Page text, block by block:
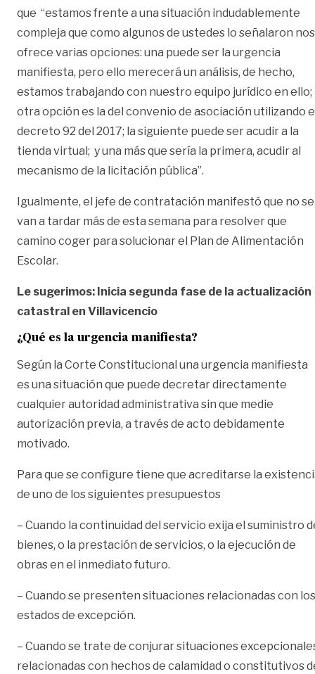
que “estamos frente a una situación indudablemente
compleja que como algunos de ustedes lo señalaron nos
ofrece varias opciones: una puede ser la urgencia
manifiesta, pero ello merecerá un análisis, de hecho,
estamos trabajando con nuestro equipo jurídico en ello;
otra opción es la del convenio de asociación utilizando
decreto 92 del 2017; la siguiente puede ser acudir a la
tienda virtual; y una más que sería la primera, acudir al
mecanismo de la licitación pública”.
Igualmente, el jefe de contratación manifestó que no se
van a tardar más de esta semana para resolver que
camino coger para solucionar el Plan de Alimentación
Escolar.
Le sugerimos: Inicia segunda fase de la actualización
catastral en Villavicencio
¿Qué es la urgencia manifiesta?
Según la Corte Constitucional una urgencia manifiesta
es una situación que puede decretar directamente
cualquier autoridad administrativa sin que medie
autorización previa, a través de acto debidamente
motivado.
Para que se configure tiene que acreditarse la
de uno de los siguientes presupuestos
– Cuando la continuidad del servicio exija el suministro
bienes, o la prestación de servicios, o la ejecución de
obras en el inmediato futuro.
– Cuando se presenten situaciones relacionadas con los
estados de excepción.
– Cuando se trate de conjurar situaciones
relacionadas con hechos de calamidad o constitutivos